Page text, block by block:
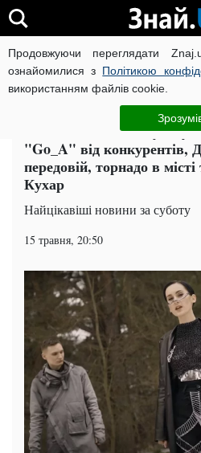
Продовжуючи переглядати
ознайомилися з Політикою
використанням файлів cookie.
ВІЙНА РОСІЇ ПРОТИ
Головні новини за суботу
"Go_A" від конкурентів,
передовій, торнадо в
Кухар
Найцікавіші новини за суботу
15 травня, 20:50